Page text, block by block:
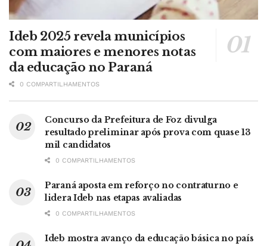
Ideb 2025 revela municípios
com maiores e menores notas
da educação no Paraná
0 COMPARTILHAMENTOS
Concurso da Prefeitura de Foz divulga
resultado preliminar após prova com quase 13
mil candidatos
0 COMPARTILHAMENTOS
Paraná aposta em reforço no contraturno e
lidera Ideb nas etapas avaliadas
0 COMPARTILHAMENTOS
Ideb mostra avanço da educação básica no país